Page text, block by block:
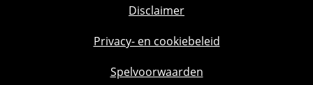
Disclaimer
Privacy- en cookiebeleid
Spelvoorwaarden